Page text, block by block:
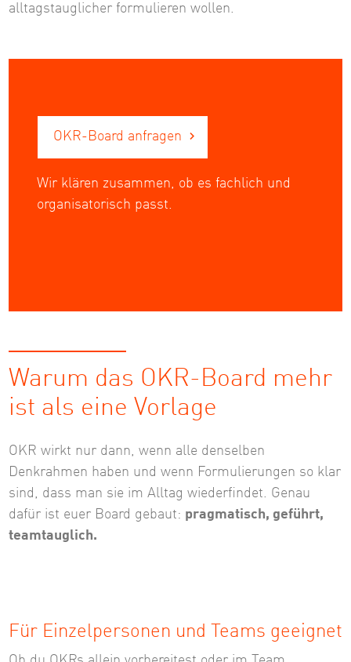
alltagstauglicher formulieren wollen.
OKR-Board anfragen
Wir klären zusammen, ob es fachlich und
organisatorisch passt.
Warum das OKR-Board mehr
ist als eine Vorlage
OKR wirkt nur dann, wenn alle denselben
Denkrahmen haben und wenn Formulierungen so klar
sind, dass man sie im Alltag wiederfindet. Genau
dafür ist euer Board gebaut: pragmatisch, geführt,
teamtauglich.
Für Einzelpersonen und Teams geeignet